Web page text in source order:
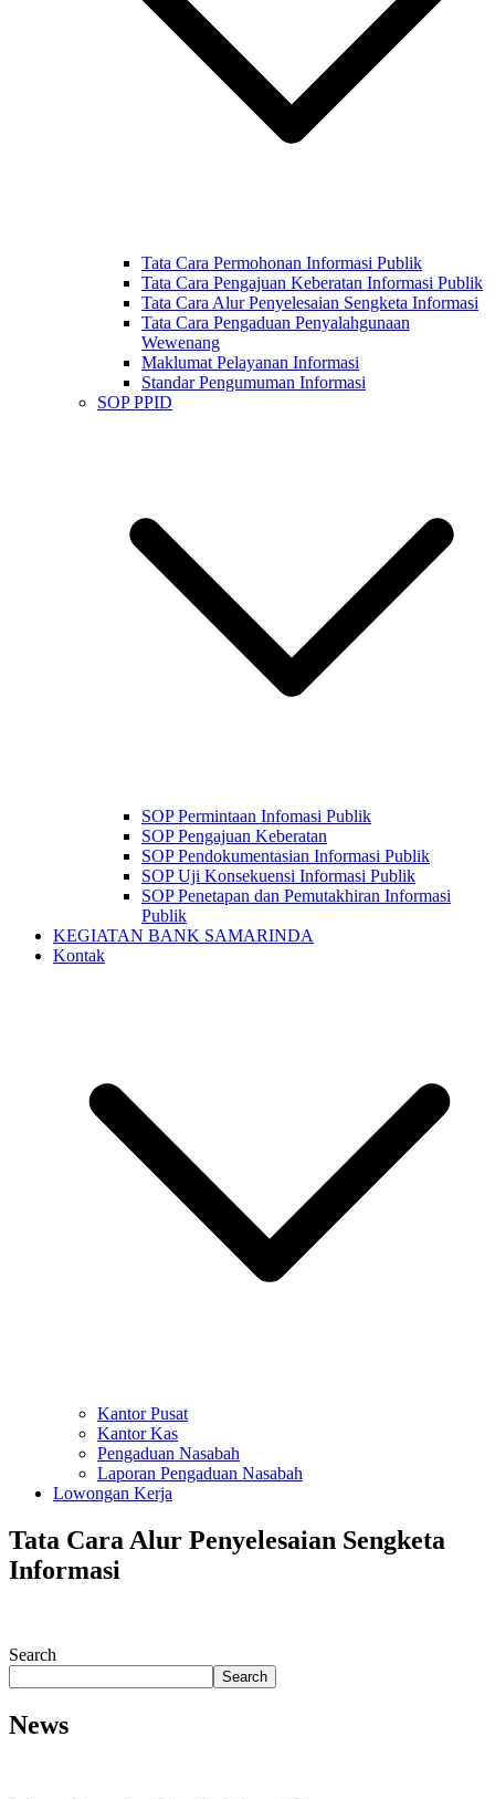
Tata Cara Permohonan Informasi Publik
Tata Cara Pengajuan Keberatan Informasi Publik
Tata Cara Alur Penyelesaian Sengketa Informasi
Tata Cara Pengaduan Penyalahgunaan
Wewenang
Maklumat Pelayanan Informasi
Standar Pengumuman Informasi
SOP PPID
SOP Permintaan Infomasi Publik
SOP Pengajuan Keberatan
SOP Pendokumentasian Informasi Publik
SOP Uji Konsekuensi Informasi Publik
SOP Penetapan dan Pemutakhiran Informasi
Publik
KEGIATAN BANK SAMARINDA
Kontak
Kantor Pusat
Kantor Kas
Pengaduan Nasabah
Laporan Pengaduan Nasabah
Lowongan Kerja
Tata Cara Alur Penyelesaian Sengketa
Informasi
Search
Search
News